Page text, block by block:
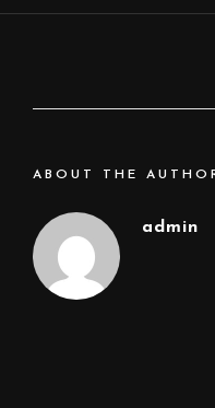
ABOUT THE
admin